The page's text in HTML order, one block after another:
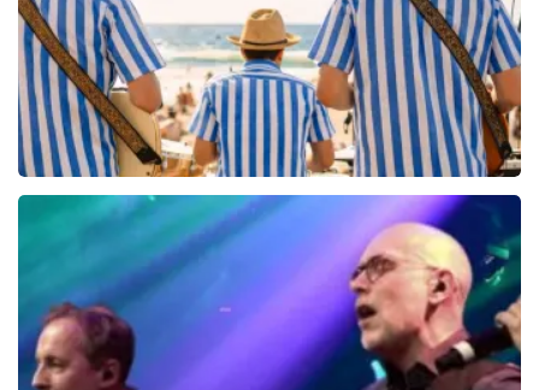
Beach Boys Best
206+ reviews
BEKIJKEN